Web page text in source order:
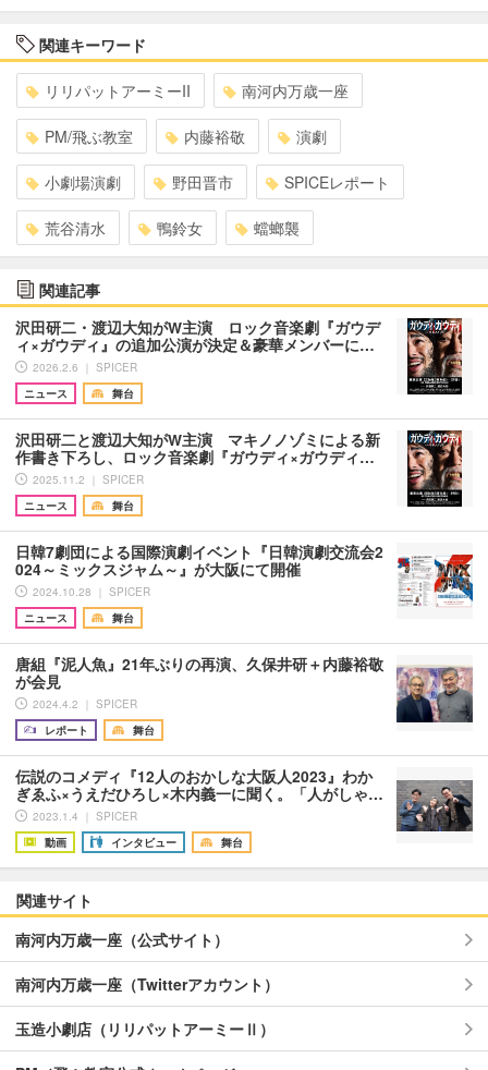
関連キーワード
リリパットアーミーII 南河内万歳一座
PM/飛ぶ教室 内藤裕敬 演劇
小劇場演劇 野田晋市 SPICEレポート
荒谷清水 鴨鈴女 蟷螂襲
関連記事
沢田研二・渡辺大知がW主演 ロック音楽劇『ガウデ
ィ×ガウディ』の追加公演が決定＆豪華メンバーに…
2026.2.6 ｜ SPICER
ニュース
舞台
沢田研二と渡辺大知がW主演 マキノノゾミによる新
作書き下ろし、ロック音楽劇『ガウディ×ガウディ…
2025.11.2 ｜ SPICER
ニュース
舞台
日韓7劇団による国際演劇イベント『日韓演劇交流会2
024～ミックスジャム～』が大阪にて開催
2024.10.28 ｜ SPICER
ニュース
舞台
唐組『泥人魚』21年ぶりの再演、久保井研＋内藤裕敬
が会見
2024.4.2 ｜ SPICER
レポート
舞台
伝説のコメディ『12人のおかしな大阪人2023』わか
ぎゑふ×うえだひろし×木内義一に聞く。「人がしゃ…
2023.1.4 ｜ SPICER
動画
インタビュー 舞台
関連サイト
南河内万歳一座（公式サイト）
南河内万歳一座（Twitterアカウント）
玉造小劇店（リリパットアーミーⅡ）